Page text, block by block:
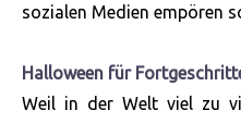
sozialen Medien empören
Halloween für
Weil in der Welt viel zu